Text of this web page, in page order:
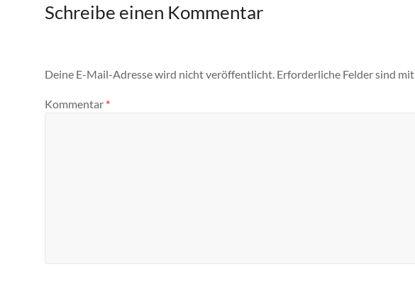
Schreibe einen Kommentar
Deine E-Mail-Adresse wird nicht veröffentlicht. Erforderliche Felder sind mit
Kommentar *